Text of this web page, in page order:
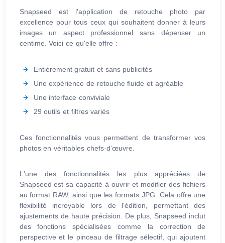
Snapseed est l'application de retouche photo par
excellence pour tous ceux qui souhaitent donner à leurs
images un aspect professionnel sans dépenser un
centime. Voici ce qu'elle offre :
Entièrement gratuit et sans publicités
Une expérience de retouche fluide et agréable
Une interface conviviale
29 outils et filtres variés
Ces fonctionnalités vous permettent de transformer vos
photos en véritables chefs-d'œuvre.
L'une des fonctionnalités les plus appréciées de
Snapseed est sa capacité à ouvrir et modifier des fichiers
au format RAW, ainsi que les formats JPG. Cela offre une
flexibilité incroyable lors de l'édition, permettant des
ajustements de haute précision. De plus, Snapseed inclut
des fonctions spécialisées comme la correction de
perspective et le pinceau de filtrage sélectif, qui ajoutent